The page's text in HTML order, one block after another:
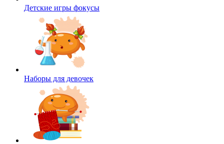
Детские игры фокусы
Наборы для девочек